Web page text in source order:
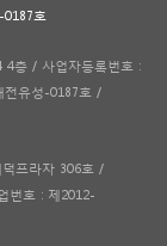
0187호
4층 / 사업자등록번호 :
전유성-0187호 /
프라자 306호 /
번호 : 제2012-